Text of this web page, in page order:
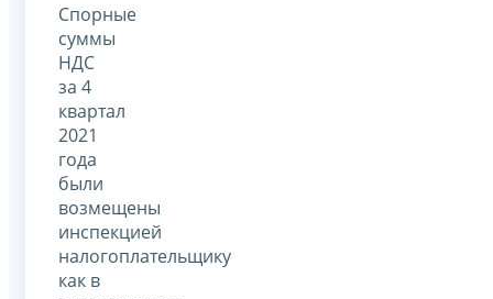
Спорные
суммы
НДС
за 4
квартал
2021
года
были
возмещены
инспекцией
налогоплательщику
как в